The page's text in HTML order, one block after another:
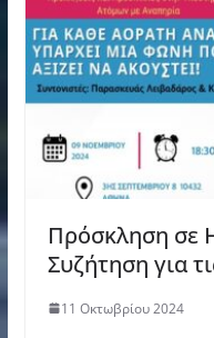
Πρόσκληση σε
Συζήτηση για
11 Οκτωβρίου 2024